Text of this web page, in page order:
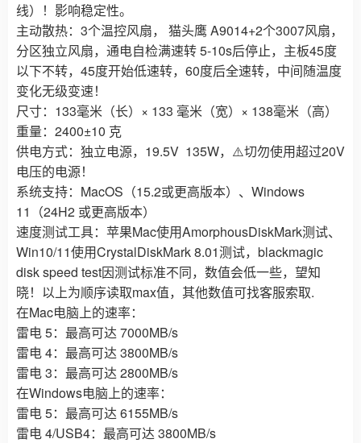
线）！影响稳定性。
主动散热：3个温控风扇， 猫头鹰 A9014+2个3007风扇，
分区独立风扇，通电自检满速转 5-10s后停止，主板45度
以下不转，45度开始低速转，60度后全速转，中间随温度
变化无级变速！
尺寸：133毫米（长）× 133 毫米（宽）× 138毫米（高）
重量：2400±10 克
供电方式：独立电源，19.5V 135W，⚠️切勿使用超过20V
电压的电源！
系统支持：MacOS（15.2或更高版本）、Windows
11（24H2 或更高版本）
速度测试工具：苹果Mac使用AmorphousDiskMark测试、
Win10/11使用CrystalDiskMark 8.01测试，blackmagic
disk speed test因测试标准不同，数值会低一些，望知
晓！以上为顺序读取max值，其他数值可找客服索取.
在Mac电脑上的速率：
雷电 5：最高可达 7000MB/s
雷电 4：最高可达 3800MB/s
雷电 3：最高可达 2800MB/s
在Windows电脑上的速率：
雷电 5：最高可达 6155MB/s
雷电 4/USB4：最高可达 3800MB/s